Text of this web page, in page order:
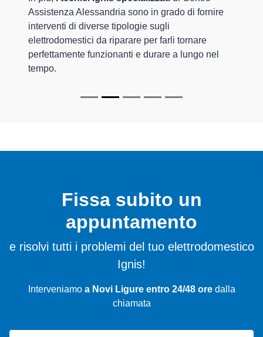
Assistenza Alessandria sono in grado di fornire
interventi di diverse tipologie sugli
elettrodomestici da riparare per farli tornare
perfettamente funzionanti e durare a lungo nel
tempo.
Fissa subito un
appuntamento
e risolvi tutti i problemi del tuo elettrodomestico
Ignis!
Interveniamo a Novi Ligure entro 24/48 oredalla
chiamata